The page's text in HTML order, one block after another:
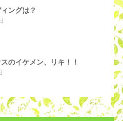
ングは？
のイケメン、リキ！！